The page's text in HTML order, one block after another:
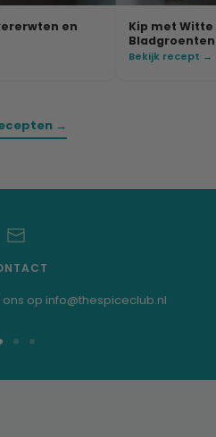
en
Kip met Witte
Bladgroenten
Bekijk recept →
→
op info@thespiceclub.nl